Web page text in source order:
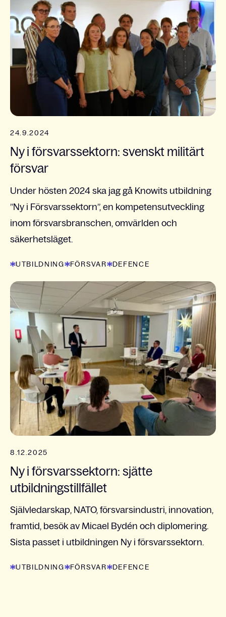
24.9.2024
Ny i försvarssektorn: svenskt militärt
försvar
Under hösten 2024 ska jag gå Knowits utbildning
”Ny i Försvarssektorn”, en kompetensutveckling
inom försvarsbranschen, omvärlden och
säkerhetsläget.
UTBILDNING FÖRSVAR DEFENCE
8.12.2025
Ny i försvarssektorn: sjätte
utbildningstillfället
Självledarskap, NATO, försvarsindustri, innovation,
framtid, besök av Micael Bydén och diplomering.
Sista passet i utbildningen Ny i försvarssektorn.
UTBILDNING FÖRSVAR DEFENCE